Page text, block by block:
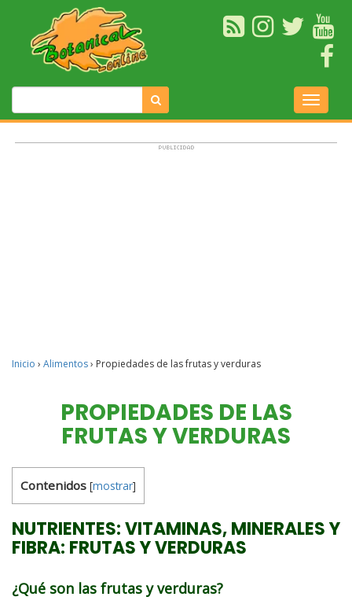
Inicio › Alimentos› Propiedades de las frutas y verduras
PROPIEDADES DE LAS
FRUTAS Y VERDURAS
Contenidos [mostrar]
NUTRIENTES: VITAMINAS, MINERALES Y
FIBRA: FRUTAS Y VERDURAS
¿Qué son las frutas y verduras?